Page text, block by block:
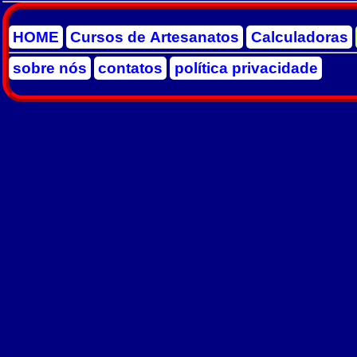
HOME Cursos de Artesanatos Calculadoras
sobre nós
contatos política privacidade